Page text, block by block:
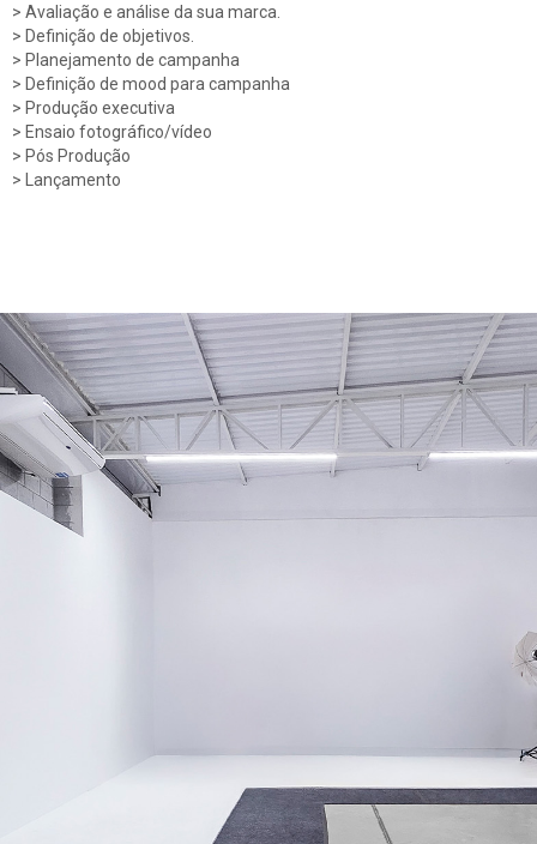
> Avaliação e análise da sua marca.
> Definição de objetivos.
> Planejamento de campanha
> Definição de mood para campanha
> Produção executiva
> Ensaio fotográfico/vídeo
> Pós Produção
> Lançamento